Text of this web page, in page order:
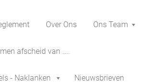
Over Ons Ons Team
afscheid van ....
- Naklanken Nieuwsbrieven